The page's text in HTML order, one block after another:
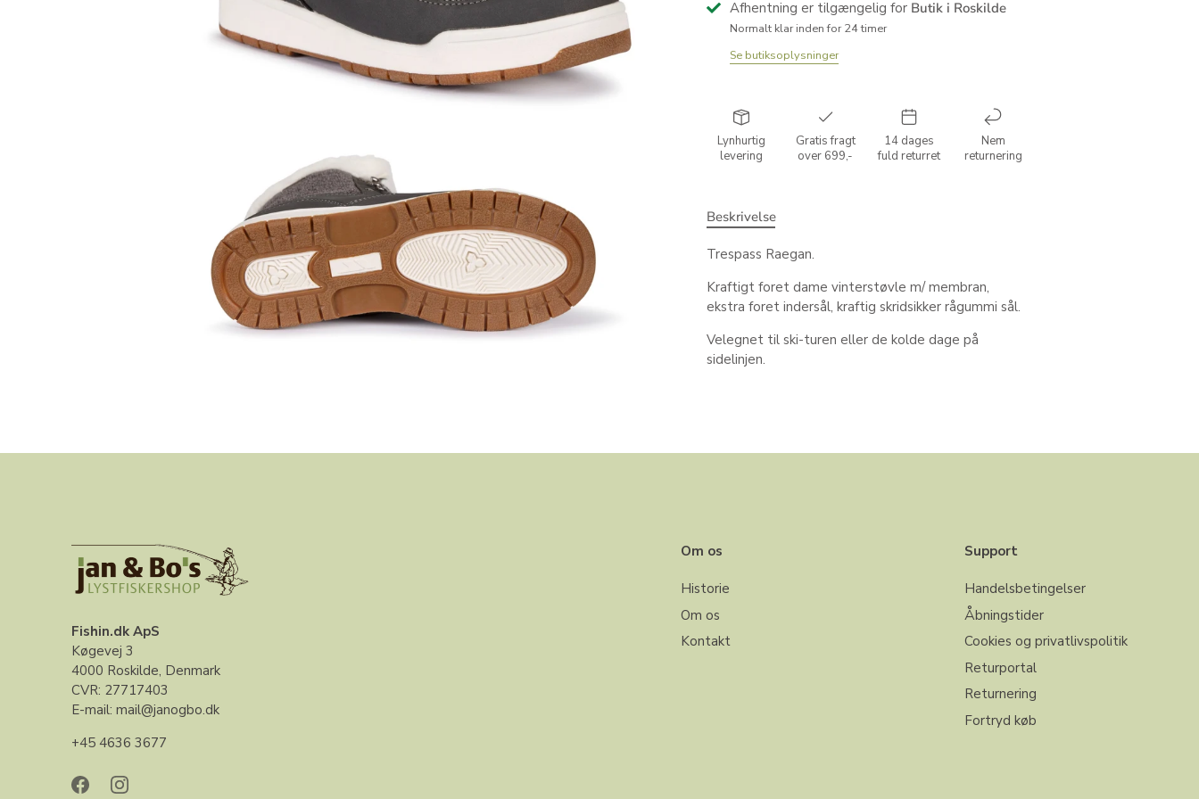
Afhentning er tilgængelig for Butik i Roskilde
Normalt klar inden for 24 timer
Se butiksoplysninger
Lynhurtig
levering
Gratis fragt
over 699,-
14 dages
fuld returret
Nem
returnering
Beskrivelse
Trespass Raegan.
Kraftigt foret dame vinterstøvle m/ membran,
ekstra foret indersål, kraftig skridsikker rågummi sål.
Velegnet til ski-turen eller de kolde dage på
sidelinjen.
Fishin.dk ApS
Køgevej 3
4000 Roskilde, Denmark
CVR: 27717403
E-mail: mail@janogbo.dk
+45 4636 3677
Om os
Historie
Om os
Kontakt
Support
Handelsbetingelser
Åbningstider
Cookies og privatlivspolitik
Returportal
Returnering
Fortryd køb